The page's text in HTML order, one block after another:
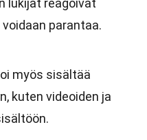
lukijat reagoivat
parantaa.
myös sisältää
kuten videoiden ja